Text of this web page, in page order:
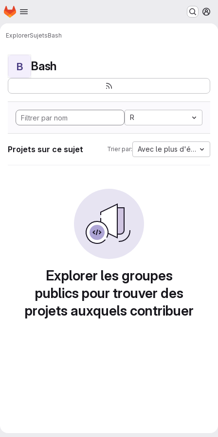
Passer au contenu principal
Page d'accueil
ExplorerSujetsBash
B Bash
R
Projets sur ce sujet Trier par: Avec le plus d'étoiles
Explorer les groupes
publics pour trouver des
projets auxquels contribuer